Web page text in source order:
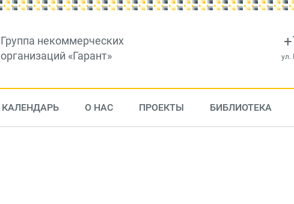
Группа некоммерческих
организаций «Гарант»
ул.
КАЛЕНДАРЬ О НАС ПРОЕКТЫ БИБЛИОТЕКА